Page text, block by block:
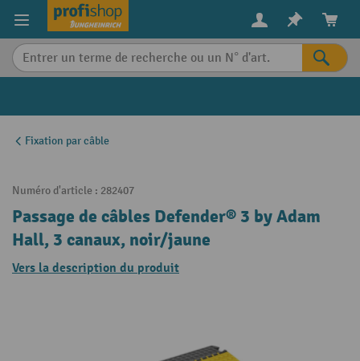
content
Fixation par câble
Numéro d'article : 282407
Passage de câbles Defender® 3 by Adam
Hall, 3 canaux, noir/jaune
Vers la description du produit